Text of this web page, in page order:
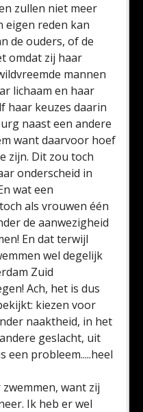
zullen niet meer
eigen reden kan
de ouders, of de
omdat zij haar
mannen
lichaam en haar
haar keuzes daarin
naast een andere
want daarvoor hoef
zijn. Dit zou toch
onderscheid in
wat een
als vrouwen één
de aanwezigheid
En dat terwijl
wel degelijk
Zuid
Ach, het is dus
kiezen voor
naaktheid, in het
geslacht, uit
een probleem.....heel
want zij
Ik heb er wel